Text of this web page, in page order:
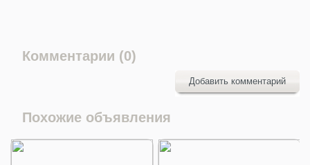
Комментарии (0)
Добавить комментарий
Похожие объявления